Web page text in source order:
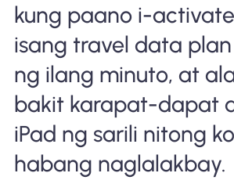
kung paano i-
isang travel data
ng ilang minuto, at
bakit karapat-dapat
iPad ng sarili nitong
habang naglalakbay.